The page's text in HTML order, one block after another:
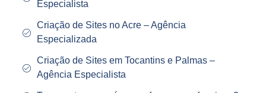
Especialista
Criação de Sites no Acre – Agência
Especializada
Criação de Sites em Tocantins e Palmas –
Agência Especialista